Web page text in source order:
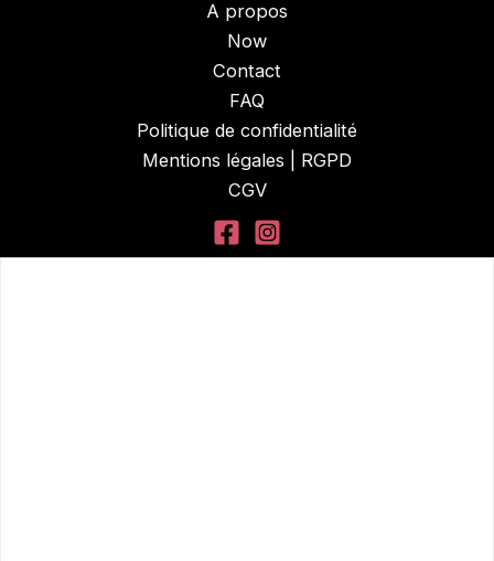
A propos
Now
Contact
FAQ
Politique de confidentialité
Mentions légales | RGPD
CGV